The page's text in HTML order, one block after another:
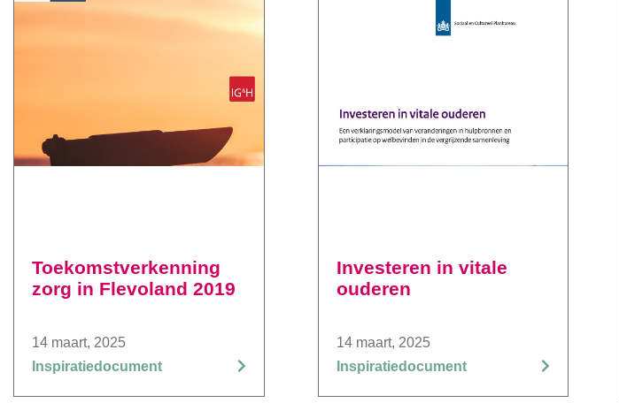
Toekomstverkenning
zorg in Flevoland 2019
14 maart, 2025
Inspiratiedocument
Investeren in vitale
ouderen
14 maart, 2025
Inspiratiedocument